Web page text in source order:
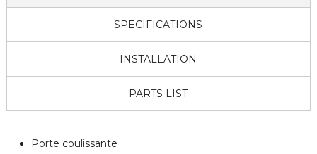
SPECIFICATIONS
INSTALLATION
PARTS LIST
Porte coulissante